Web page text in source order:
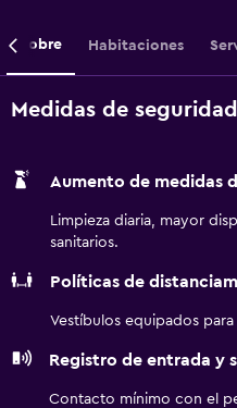
Sobre Habitaciones
Medidas de
Aumento de medidas
Limpieza diaria, mayor
sanitarios.
Políticas de
Vestíbulos equipados
Registro de entrada y
Contacto mínimo con el